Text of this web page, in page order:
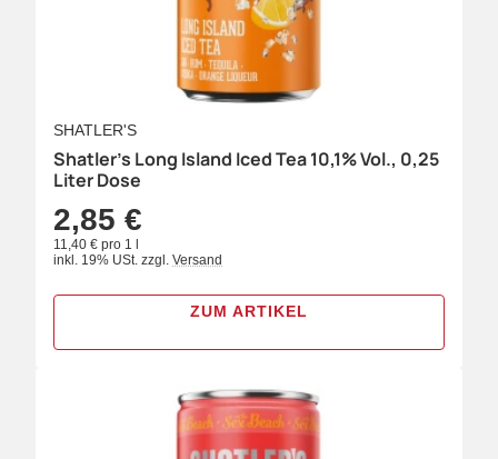
SHATLER'S
Shatler's Long Island Iced Tea 10,1% Vol., 0,25
Liter Dose
2,85 €
11,40 € pro 1 l
inkl. 19% USt. zzgl. Versand
ZUM ARTIKEL